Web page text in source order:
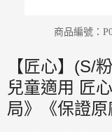
商品編號：
【匠心】(S/
兒童適用 匠
局》《保證原